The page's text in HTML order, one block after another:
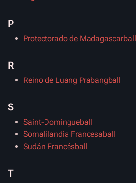
P
Protectorado de Madagascarball
R
Reino de Luang Prabangball
S
Saint-Domingueball
Somalilandia Francesaball
Sudán Francésball
T